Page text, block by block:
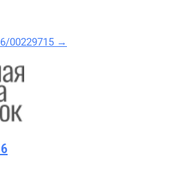
00229715 →
→